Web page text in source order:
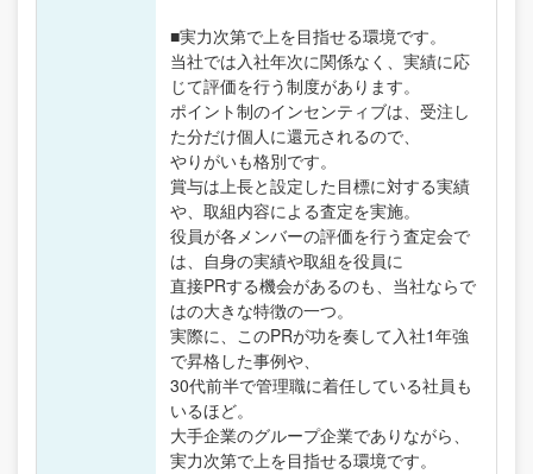
■実力次第で上を目指せる環境です。
当社では入社年次に関係なく、実績に応
じて評価を行う制度があります。
ポイント制のインセンティブは、受注し
た分だけ個人に還元されるので、
やりがいも格別です。
賞与は上長と設定した目標に対する実績
や、取組内容による査定を実施。
役員が各メンバーの評価を行う査定会で
は、自身の実績や取組を役員に
直接PRする機会があるのも、当社ならで
はの大きな特徴の一つ。
実際に、このPRが功を奏して入社1年強
で昇格した事例や、
30代前半で管理職に着任している社員も
いるほど。
大手企業のグループ企業でありながら、
実力次第で上を目指せる環境です。